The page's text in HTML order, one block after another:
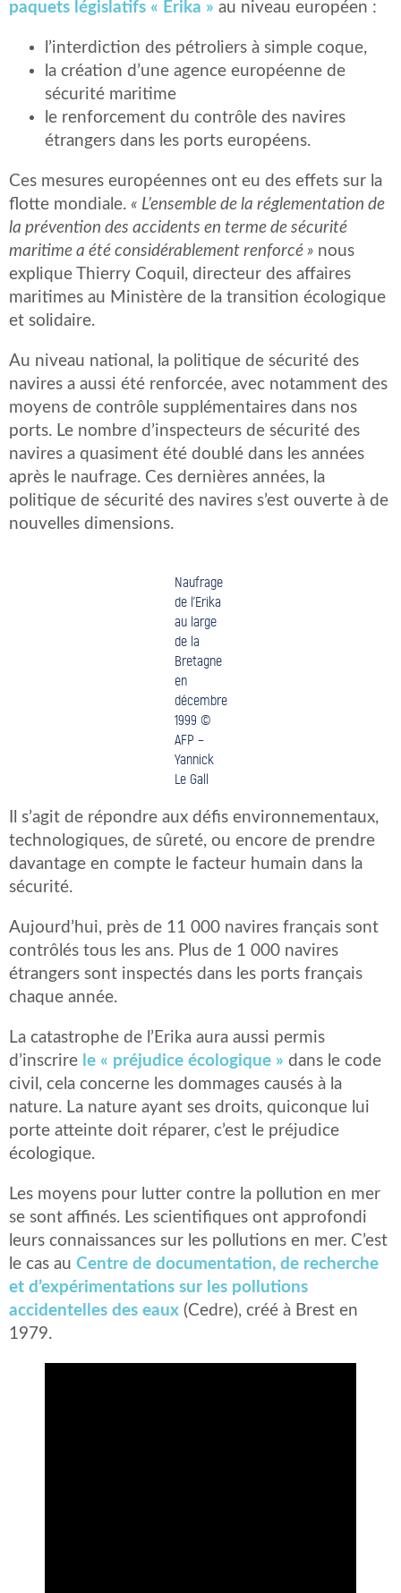
paquets législatifs « Erika » au niveau européen :
l’interdiction des pétroliers à simple coque,
la création d’une agence européenne de
sécurité maritime
le renforcement du contrôle des navires
étrangers dans les ports européens.
Ces mesures européennes ont eu des effets sur la
flotte mondiale. « L’ensemble de la réglementation de
la prévention des accidents en terme de sécurité
maritime a été considérablement renforcé » nous
explique Thierry Coquil, directeur des affaires
maritimes au Ministère de la transition écologique
et solidaire.
Au niveau national, la politique de sécurité des
navires a aussi été renforcée, avec notamment des
moyens de contrôle supplémentaires dans nos
ports. Le nombre d’inspecteurs de sécurité des
navires a quasiment été doublé dans les années
après le naufrage. Ces dernières années, la
politique de sécurité des navires s’est ouverte à de
nouvelles dimensions.
Naufrage
de l’Erika
au large
de la
Bretagne
en
décembre
1999 ©
AFP –
Yannick
Le Gall
Il s’agit de répondre aux défis environnementaux,
technologiques, de sûreté, ou encore de prendre
davantage en compte le facteur humain dans la
sécurité.
Aujourd’hui, près de 11 000 navires français sont
contrôlés tous les ans. Plus de 1 000 navires
étrangers sont inspectés dans les ports français
chaque année.
La catastrophe de l’Erika aura aussi permis
d’inscrire le « préjudice écologique » dans le code
civil, cela concerne les dommages causés à la
nature. La nature ayant ses droits, quiconque lui
porte atteinte doit réparer, c’est le préjudice
écologique.
Les moyens pour lutter contre la pollution en mer
se sont affinés. Les scientifiques ont approfondi
leurs connaissances sur les pollutions en mer. C’est
le cas au Centre de documentation, de recherche
et d’expérimentations sur les pollutions
accidentelles des eaux (Cedre), créé à Brest en
1979.